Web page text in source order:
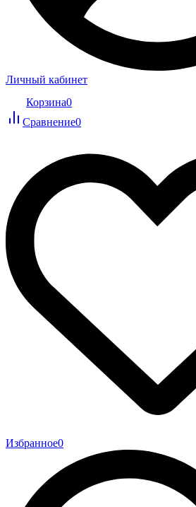
Личный кабинет
Корзина0
Сравнение0
Избранное0